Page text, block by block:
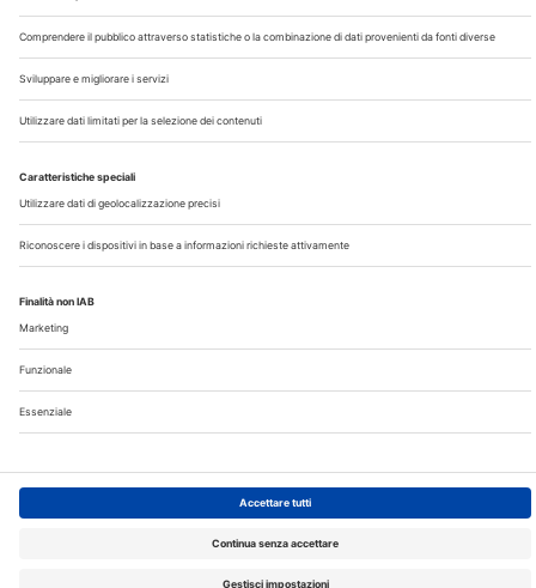
Contatti
Note Legali
Privacy
©2026 Edra S.p.a | www.edraspa.it | P.iva 08056040960
| Tel. 02/881841 | Sede legale: Viale Enrico Forlanini 21 -
20134 Milano (Italy)
5/05/2022